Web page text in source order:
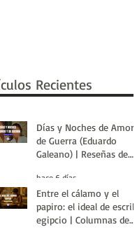
Recientes
Días y Noches de Amor y
de Guerra (Eduardo
Galeano) | Reseñas de
Historia
hace 6 días
Entre el cálamo y el
papiro: el ideal de escriba
egipcio | Columnas de